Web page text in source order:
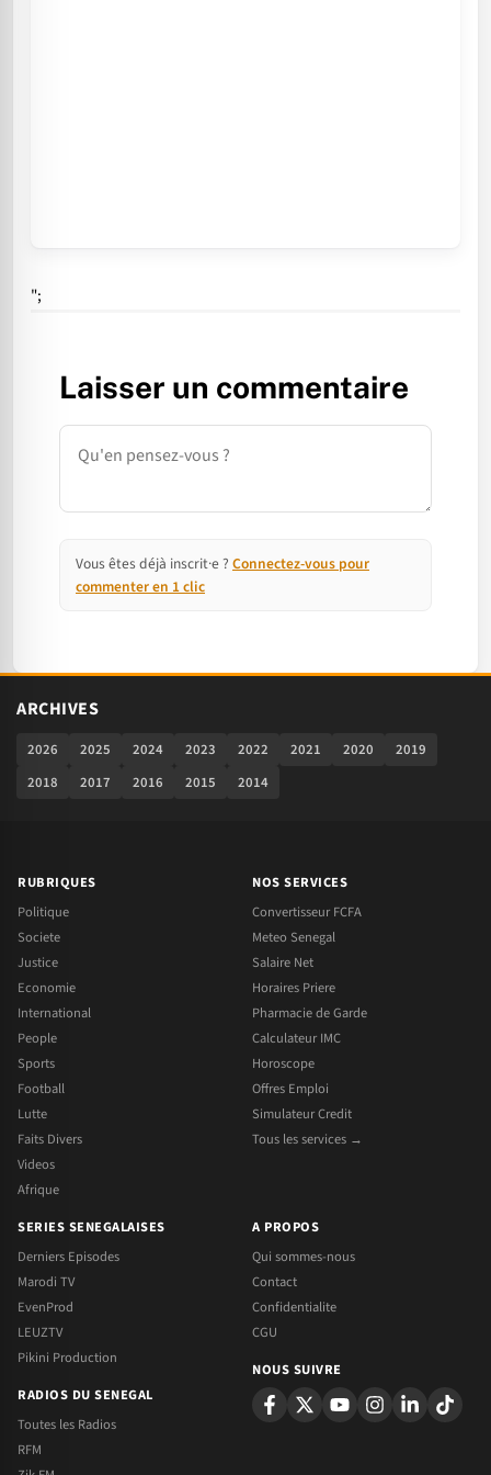
";
Laisser un commentaire
Commentaire
Vous êtes déjà inscrit·e ? Connectez-vous pour
commenter en 1 clic
ARCHIVES
2026 2025 2024 2023 2022 2021 2020
2019
2018
2017 2016 2015 2014
RUBRIQUES
Politique
Societe
Justice
Economie
International
People
Sports
Football
Lutte
Faits Divers
Videos
Afrique
NOS SERVICES
Convertisseur FCFA
Meteo Senegal
Salaire Net
Horaires Priere
Pharmacie de Garde
Calculateur IMC
Horoscope
Offres Emploi
Simulateur Credit
Tous les services →
SERIES SENEGALAISES
Derniers Episodes
Marodi TV
EvenProd
LEUZTV
Pikini Production
RADIOS DU SENEGAL
Toutes les Radios
RFM
A PROPOS
Qui sommes-nous
Contact
Confidentialite
CGU
NOUS SUIVRE